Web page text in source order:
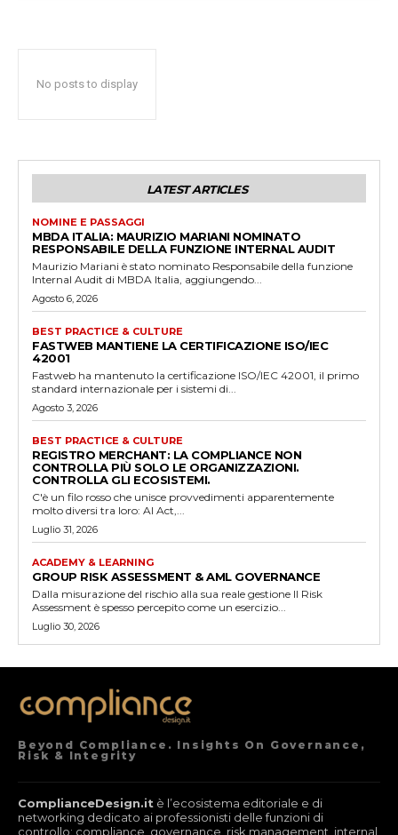
No posts to display
LATEST ARTICLES
NOMINE E PASSAGGI
MBDA ITALIA: MAURIZIO MARIANI NOMINATO
RESPONSABILE DELLA FUNZIONE INTERNAL AUDIT
Maurizio Mariani è stato nominato Responsabile della funzione
Internal Audit di MBDA Italia, aggiungendo...
Agosto 6, 2026
BEST PRACTICE & CULTURE
FASTWEB MANTIENE LA CERTIFICAZIONE ISO/IEC
42001
Fastweb ha mantenuto la certificazione ISO/IEC 42001, il primo
standard internazionale per i sistemi di...
Agosto 3, 2026
BEST PRACTICE & CULTURE
REGISTRO MERCHANT: LA COMPLIANCE NON
CONTROLLA PIÙ SOLO LE ORGANIZZAZIONI.
CONTROLLA GLI ECOSISTEMI.
C'è un filo rosso che unisce provvedimenti apparentemente
molto diversi tra loro: AI Act,...
Luglio 31, 2026
ACADEMY & LEARNING
GROUP RISK ASSESSMENT & AML GOVERNANCE
Dalla misurazione del rischio alla sua reale gestione Il Risk
Assessment è spesso percepito come un esercizio...
Luglio 30, 2026
Beyond Compliance. Insights On Governance,
Risk & Integrity
ComplianceDesign.it è l’ecosistema editoriale e di
networking dedicato ai professionisti delle funzioni di
controllo: compliance, governance, risk management, internal